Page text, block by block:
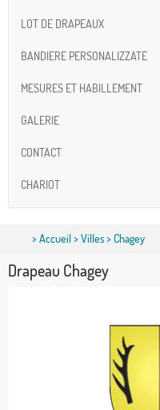
LOT DE DRAPEAUX
BANDIERE PERSONALIZZATE
MESURES ET HABILLEMENT
GALERIE
CONTACT
CHARIOT
>Accueil>Villes> Chagey
Drapeau Chagey